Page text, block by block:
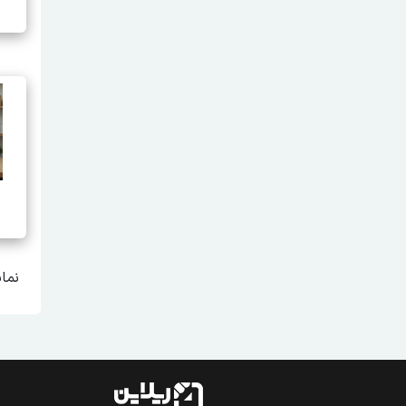
نمایش